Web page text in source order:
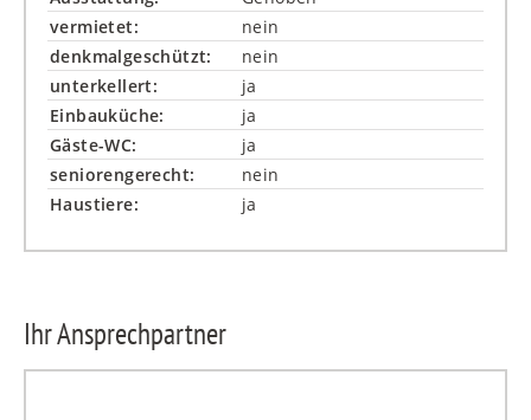
vermietet:
nein
denkmalgeschützt:
nein
unterkellert:
ja
Einbauküche:
ja
Gäste-WC:
ja
seniorengerecht:
nein
Haustiere:
ja
Ihr Ansprechpartner